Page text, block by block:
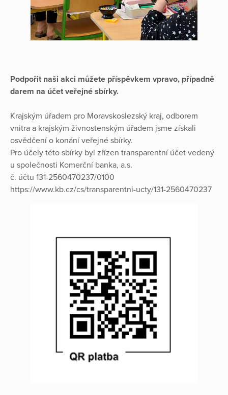
Podpořit naši akci můžete příspěvkem vpravo, případně
darem na účet veřejné sbírky.
Krajským úřadem pro Moravskoslezský kraj, odborem
vnitra a krajským živnostenským úřadem jsme získali
osvědčení o konání veřejné sbírky.
Pro účely této sbírky byl zřízen transparentní účet vedený
u společnosti Komerční banka, a.s.
č. účtu 131-2560470237/0100
https://www.kb.cz/cs/transparentni-ucty/131-2560470237